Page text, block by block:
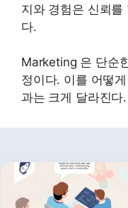
지와 경험은 신뢰
다.
Marketing 은 단순
정이다. 이를 어떻
과는 크게 달라진다.